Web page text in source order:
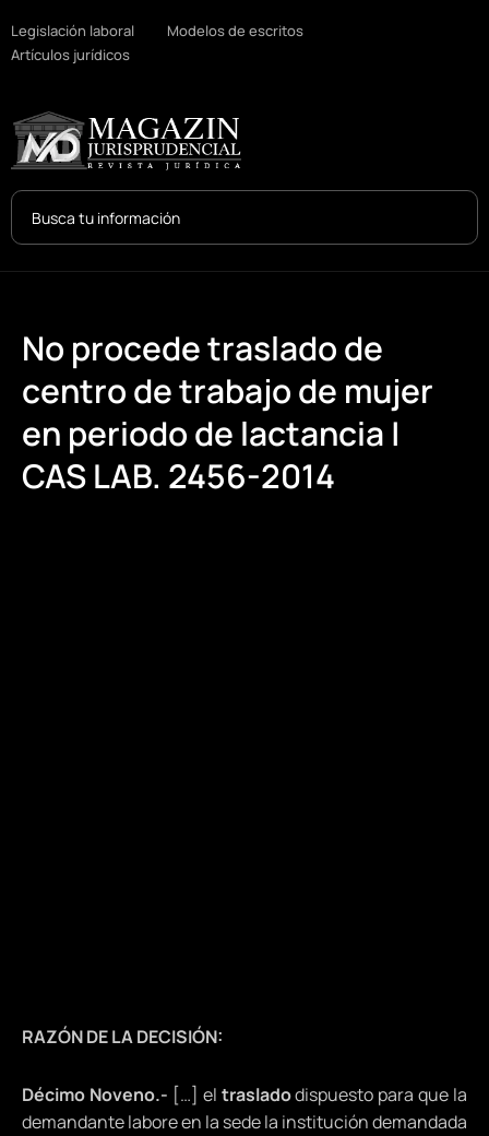
Legislación laboral
Modelos de escritos
Artículos jurídicos
Search
No procede traslado de
centro de trabajo de mujer
en periodo de lactancia |
CAS LAB. 2456-2014
RAZÓN DE LA DECISIÓN:
Décimo Noveno.- […] el trasladodispuesto para que la
demandante labore en la sede la institución demandada